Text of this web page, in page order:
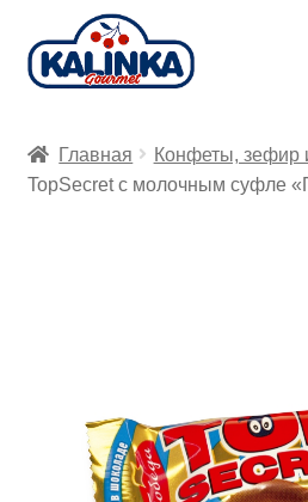
Перейти
к
Перейти
к
Заказ онлайн
Главная Конфеты, зефир
TopSecret с молочным суфле